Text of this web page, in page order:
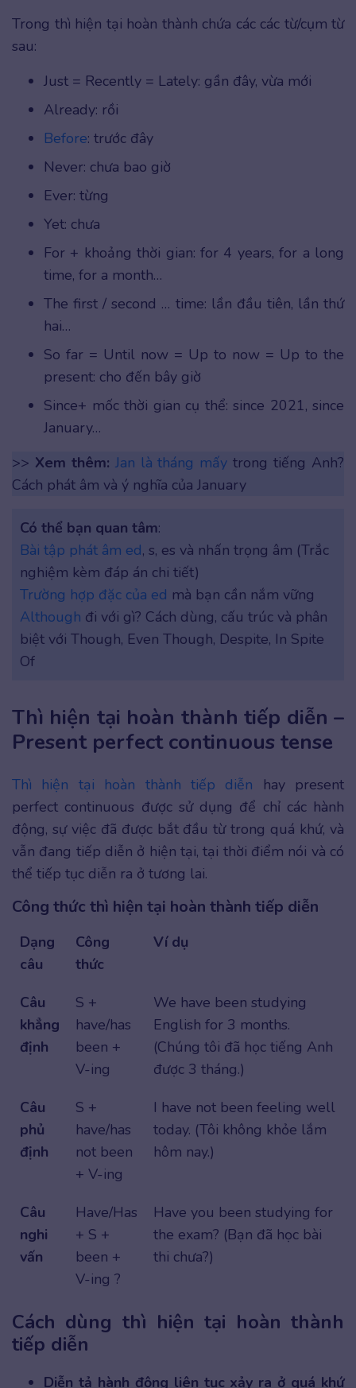
Trong thì hiện tại hoàn thành chứa các các từ/cụm từ
sau:
Just = Recently = Lately: gần đây, vừa mới
Already: rồi
Before: trước đây
Never: chưa bao giờ
Ever: từng
Yet: chưa
For + khoảng thời gian: for 4 years, for a long
time, for a month…
The first / second … time: lần đầu tiên, lần thứ
hai…
So far = Until now = Up to now = Up to the
present: cho đến bây giờ
Since+ mốc thời gian cụ thể: since 2021, since
January…
>> Xem thêm: Jan là tháng mấy trong tiếng Anh?
Cách phát âm và ý nghĩa của January
Có thể bạn quan tâm:
Bài tập phát âm ed, s, es và nhấn trọng âm (Trắc
nghiệm kèm đáp án chi tiết)
Trường hợp đặc của ed mà bạn cần nắm vững
Although đi với gì? Cách dùng, cấu trúc và phân
biệt với Though, Even Though, Despite, In Spite
Of
Thì hiện tại hoàn thành tiếp diễn –
Present perfect continuous tense
Thì hiện tại hoàn thành tiếp diễn hay present
perfect continuous được sử dụng để chỉ các hành
động, sự việc đã được bắt đầu từ trong quá khứ, và
vẫn đang tiếp diễn ở hiện tại, tại thời điểm nói và có
thể tiếp tục diễn ra ở tương lai.
Công thức thì hiện tại hoàn thành tiếp diễn
Dạng
câu
Công
thức
Ví dụ
Câu
khẳng
định
S +
have/has
been +
V-ing
We have been studying
English for 3 months.
(Chúng tôi đã học tiếng Anh
được 3 tháng.)
Câu
phủ
định
S +
have/has
not been
+ V-ing
I have not been feeling well
today. (Tôi không khỏe lắm
hôm nay.)
Câu
nghi
vấn
Have/Has
+ S +
been +
V-ing ?
Have you been studying for
the exam? (Bạn đã học bài
thi chưa?)
Cách dùng thì hiện tại hoàn thành
tiếp diễn
Diễn tả hành động liên tục xảy ra ở quá khứ